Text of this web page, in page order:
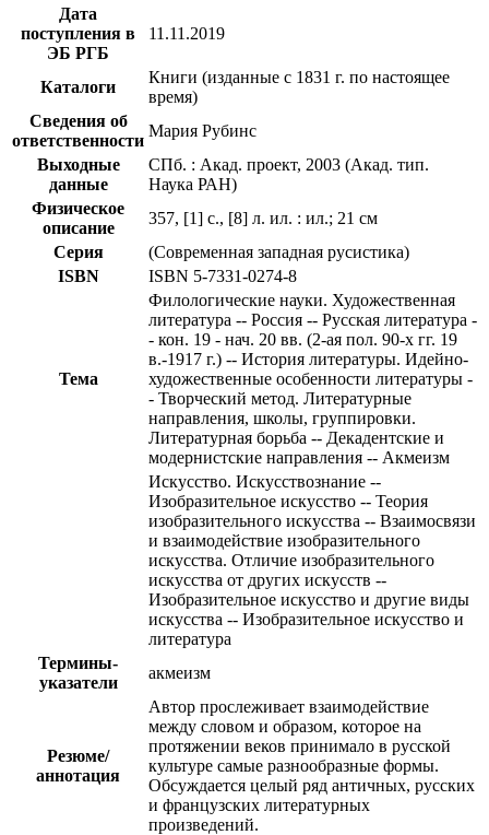
Дата
поступления в
ЭБ РГБ
11.11.2019
Каталоги
Книги (изданные с 1831 г. по настоящее
время)
Сведения об
ответственности
Мария Рубинс
Выходные
данные
СПб. : Акад. проект, 2003 (Акад. тип.
Наука РАН)
Физическое
описание
357, [1] с., [8] л. ил. : ил.; 21 см
Серия
(Современная западная русистика)
ISBN
ISBN 5-7331-0274-8
Тема
Филологические науки. Художественная
литература -- Россия -- Русская литература -
- кон. 19 - нач. 20 вв. (2-ая пол. 90-х гг. 19
в.-1917 г.) -- История литературы. Идейно-
художественные особенности литературы -
- Творческий метод. Литературные
направления, школы, группировки.
Литературная борьба -- Декадентские и
модернистские направления -- Акмеизм
Искусство. Искусствознание --
Изобразительное искусство -- Теория
изобразительного искусства -- Взаимосвязи
и взаимодействие изобразительного
искусства. Отличие изобразительного
искусства от других искусств --
Изобразительное искусство и другие виды
искусства -- Изобразительное искусство и
литература
Термины-
указатели
акмеизм
Резюме/
аннотация
Автор прослеживает взаимодействие
между словом и образом, которое на
протяжении веков принимало в русской
культуре самые разнообразные формы.
Обсуждается целый ряд античных, русских
и французских литературных
произведений.